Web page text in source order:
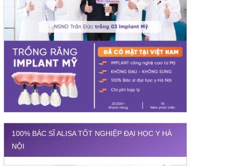
100% BÁC SĨ ALISA TỐT NGHIỆP ĐẠI HỌC Y HÀ
NỘI